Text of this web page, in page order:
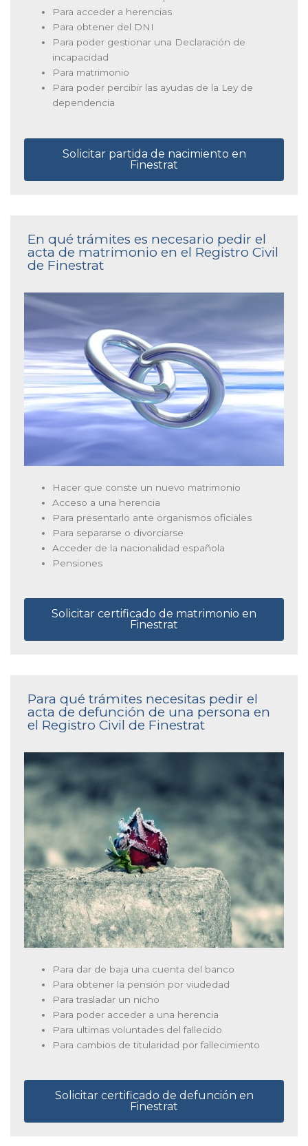
Para acceder a herencias
Para obtener del DNI
Para poder gestionar una Declaración de
incapacidad
Para matrimonio
Para poder percibir las ayudas de la Ley de
dependencia
Solicitar partida de nacimiento en
Finestrat
En qué trámites es necesario pedir el
acta de matrimonio en el Registro Civil
de Finestrat
Hacer que conste un nuevo matrimonio
Acceso a una herencia
Para presentarlo ante organismos oficiales
Para separarse o divorciarse
Acceder de la nacionalidad española
Pensiones
Solicitar certificado de matrimonio en
Finestrat
Para qué trámites necesitas pedir el
acta de defunción de una persona en
el Registro Civil de Finestrat
Para dar de baja una cuenta del banco
Para obtener la pensión por viudedad
Para trasladar un nicho
Para poder acceder a una herencia
Para ultimas voluntades del fallecido
Para cambios de titularidad por fallecimiento
Solicitar certificado de defunción en
Finestrat